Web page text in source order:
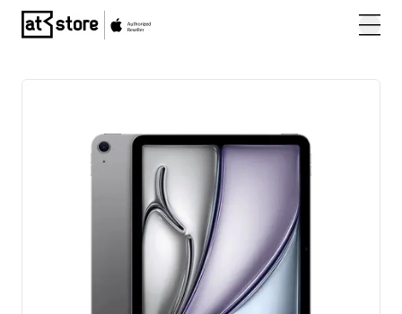
Posjetite početnu stranicu AT Store